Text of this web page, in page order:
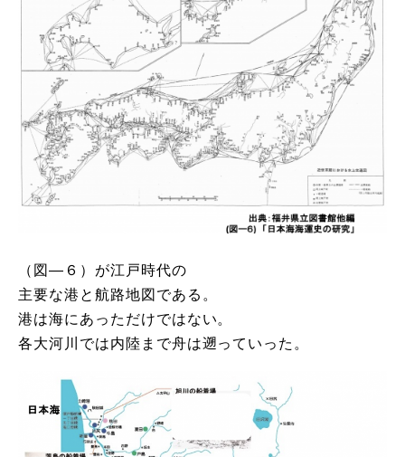
（図―６）が江戸時代の
主要な港と航路地図である。
港は海にあっただけではない。
各大河川では内陸まで舟は遡っていった。